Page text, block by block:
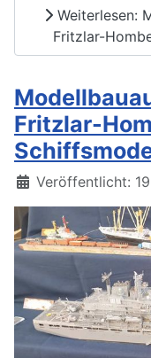
Weiterlesen:
Fritzlar-
Fritzlar-
Details
Veröffentlicht: